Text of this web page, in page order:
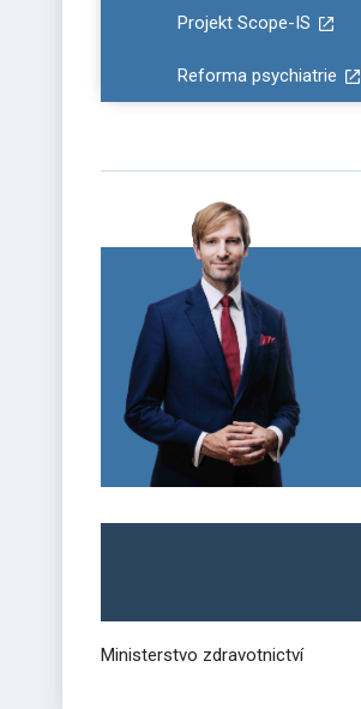
Projekt Scope-IS
Reforma psychiatrie
Ministerstvo zdravotnictví